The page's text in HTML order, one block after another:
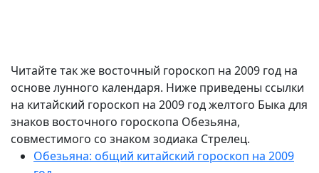
Читайте так же восточный гороскоп на 2009 год на
основе лунного календаря. Ниже приведены ссылки
на китайский гороскоп на 2009 год желтого Быка для
знаков восточного гороскопа Обезьяна,
совместимого со знаком зодиака Стрелец.
Обезьяна: общий китайский гороскоп на 2009